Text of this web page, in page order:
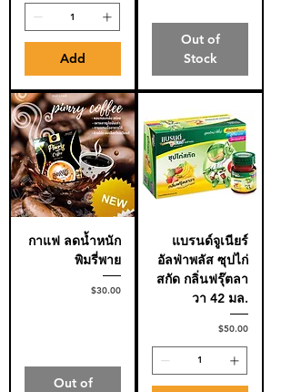
Add
Out of
Stock
กาแฟ ลดน้ำหนัก
พิมรี่พาย
Price
$30.00
Out of
แบรนด์จูเนียร์
อัลฟ่าพลัส ซุปไก่
สกัด กลิ่นฟรุ๊ตลา
วา 42 มล.
Price
$50.00